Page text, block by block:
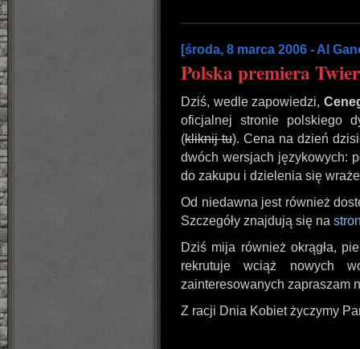
[środa, 8 marca 2006 - Al
Polska premiera
Dziś, wedle zapowiedzi,
oficjalnej stronie polskiego
(kliknij tu). Cena na dzień
dwóch wersjach językowych:
do zakupu i dzielenia się
Od niedawna jest również
Szczegóły znajdują się na
Dziś mija również okrągła,
rekrutuje wciąż nowych
zainteresowanych zapraszam
Z racji Dnia Kobiet życzymy